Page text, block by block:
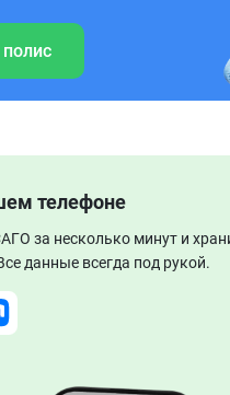
телефоне
за несколько минут и
данные всегда под рукой.